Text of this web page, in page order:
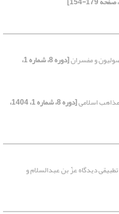
و مفسران [دوره 8، شماره 1،
اسلامی [دوره 8، شماره 1، 1404،
دیدگاه عزّ بن عبدالسلام و